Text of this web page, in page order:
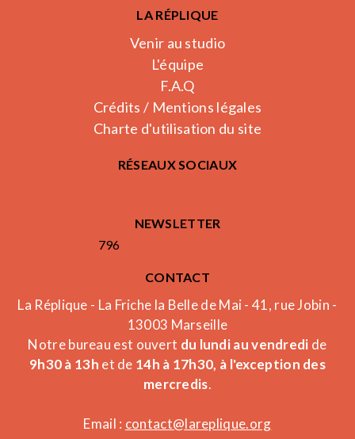
LA RÉPLIQUE
Venir au studio
L'équipe
F.A.Q
Crédits / Mentions légales
Charte d'utilisation du site
RÉSEAUX SOCIAUX
NEWSLETTER
796
CONTACT
La Réplique - La Friche la Belle de Mai - 41, rue Jobin -
13003 Marseille
Notre bureau est ouvert du lundi au vendredi de
9h30 à 13h et de 14h à 17h30, à l'exception des
mercredis.
Email : contact@lareplique.org